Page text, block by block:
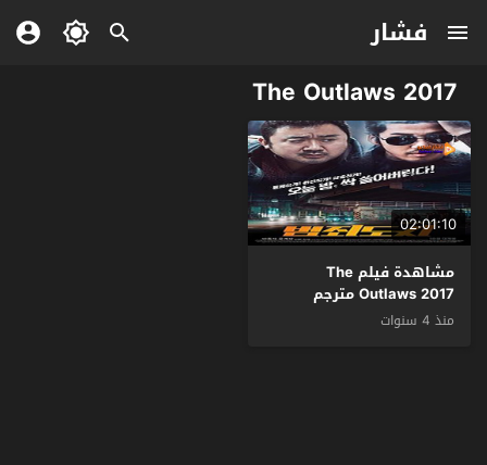
فشار
The Outlaws 2017
02:01:10
مشاهدة فيلم The
Outlaws 2017 مترجم
منذ 4 سنوات